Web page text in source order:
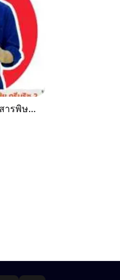
ปุ๋ยน้ำเกษตรอินทรีย์ปลอดสารพิษลดต้นทุนเพิ่มผลผลิต